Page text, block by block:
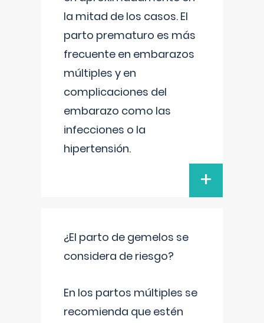
la mitad de los casos. El
parto prematuro es más
frecuente en embarazos
múltiples y en
complicaciones del
embarazo como las
infecciones o la
hipertensión.
+
¿El parto de gemelos se
considera de riesgo?
En los partos múltiples se
recomienda que estén